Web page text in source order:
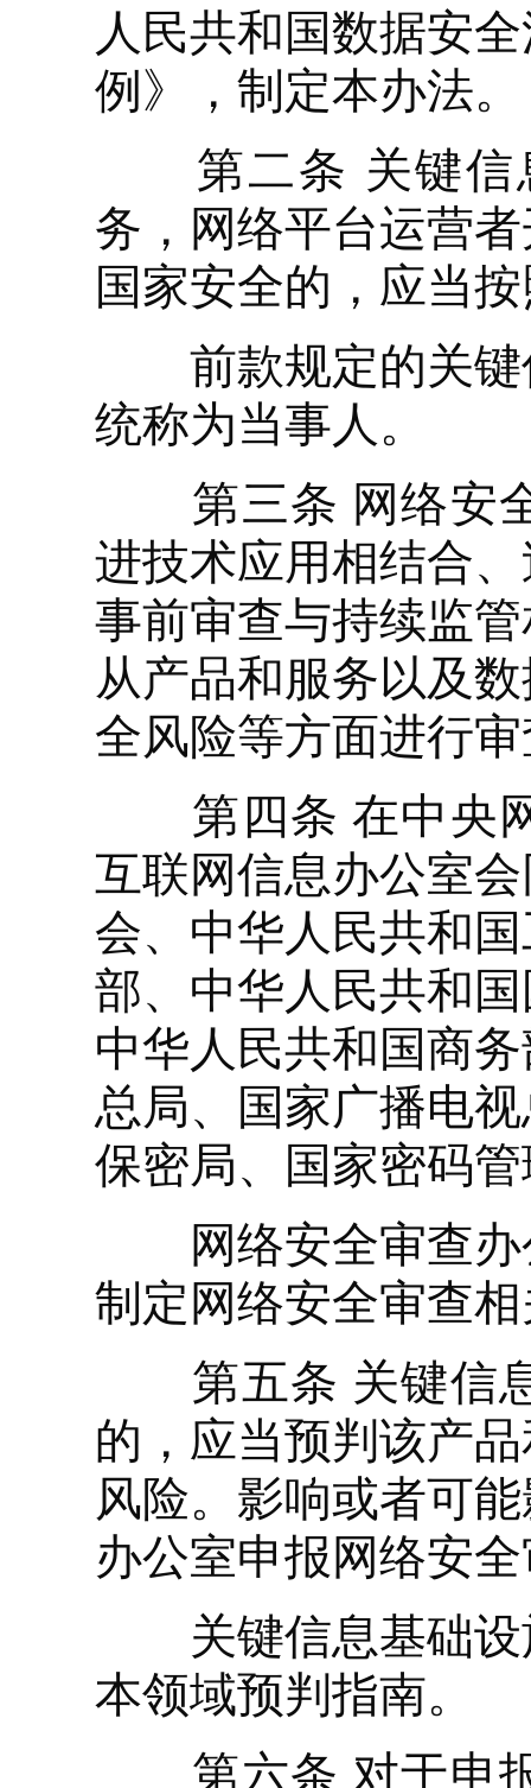
人民共和国数据安
例》，制定本办法。
第二条 关键信
务，网络平台运营
国家安全的，应当
前款规定的关键
统称为当事人。
第三条 网络安全
进技术应用相结合
事前审查与持续监
从产品和服务以及
全风险等方面进行
第四条 在中央网
互联网信息办公室
会、中华人民共和
部、中华人民共和
中华人民共和国商
总局、国家广播电
保密局、国家密码
网络安全审查办
制定网络安全审查
第五条 关键信息
的，应当预判该产
风险。影响或者可
办公室申报网络安
关键信息基础设
本领域预判指南。
第六条 对于申报